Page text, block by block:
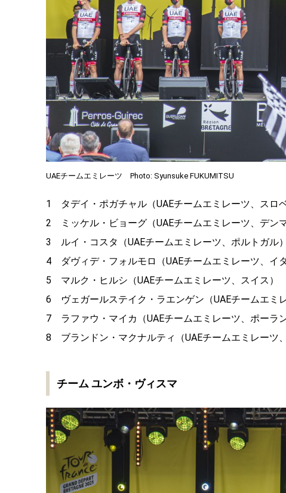
UAEチームエミレーツ Photo: Syunsuke FUKUMITSU
1 タデイ・ポガチャル（UAEチームエミレーツ、スロベ
2 ミッケル・ビョーグ（UAEチームエミレーツ、デンマ
3 ルイ・コスタ（UAEチームエミレーツ、ポルトガル）
4 ダヴィデ・フォルモロ（UAEチームエミレーツ、イタ
5 マルク・ヒルシ（UAEチームエミレーツ、スイス）
6 ヴェガールステイク・ラエンゲン（UAEチームエミ
7 ラファウ・マイカ（UAEチームエミレーツ、ポーラン
8 ブランドン・マクナルティ（UAEチームエミレーツ、
チーム ユンボ・ヴィスマ